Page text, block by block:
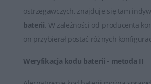
Baterie HP są kluczowymi elementami
mobilność i niezależność od stałego
przenośnych urządzeń marki HP.
odpowiednie użytkowanie i pielęgnacja
ostrzegawczych, znajduje się tam
baterii. W zależności od producenta
on przybierał postać różnych
Weryfikacja kodu baterii - metoda II